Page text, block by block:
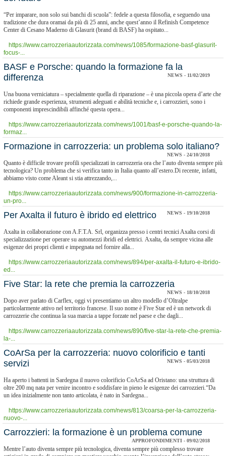
“Per imparare, non solo sui banchi di scuola”: fedele a questa filosofia, e seguendo una
tradizione che dura oramai da più di 25 anni, anche quest’anno il Refinish Competence
Center di Cesano Maderno di Glasurit (brand di BASF) ha ospitato...
https://www.carrozzeriaautorizzata.com/news/1085/formazione-basf-glasurit-
focus-...
BASF e Porsche: quando la formazione fa la
differenza
NEWS - 11/02/2019
Una buona verniciatura – specialmente quella di riparazione – è una piccola opera d’arte che
richiede grande esperienza, strumenti adeguati e abilità tecniche e, i carrozzieri, sono i
componenti imprescindibili affinché questa opera...
https://www.carrozzeriaautorizzata.com/news/1001/basf-e-porsche-quando-la-
formaz...
Formazione in carrozzeria: un problema solo italiano?
NEWS - 24/10/2018
Quanto è difficile trovare profili specializzati in carrozzeria ora che l’auto diventa sempre più
tecnologica? Un problema che si verifica tanto in Italia quanto all’estero.Di recente, infatti,
abbiamo visto come Aleant si stia attrezzando,...
https://www.carrozzeriaautorizzata.com/news/900/formazione-in-carrozzeria-
un-pro...
Per Axalta il futuro è ibrido ed elettrico NEWS - 19/10/2018
Axalta in collaborazione con A.F.T.A. Srl, organizza presso i centri tecnici Axalta corsi di
specializzazione per operare su automezzi ibridi ed elettrici. Axalta, da sempre vicina alle
esigenze dei propri clienti e impegnata nel fornire alla...
https://www.carrozzeriaautorizzata.com/news/894/per-axalta-il-futuro-e-ibrido-
ed...
​Five Star: la rete che premia la carrozzeria
NEWS - 18/10/2018
Dopo aver parlato di Carflex, oggi vi presentiamo un altro modello d’Oltralpe
particolarmente attivo nel territorio francese. Il suo nome è Five Star ed è un network di
carrozzerie che continua la sua marcia a tappe forzate nel paese e che dagli...
https://www.carrozzeriaautorizzata.com/news/890/five-star-la-rete-che-premia-
la-...
CoArSa per la carrozzeria: nuovo colorificio e tanti
servizi
NEWS - 05/03/2018
Ha aperto i battenti in Sardegna il nuovo colorificio CoArSa ad Oristano: una struttura di
oltre 200 mq nata per venire incontro e soddisfare in pieno le esigenze dei carrozzieri.“Da
un idea inizialmente non tanto articolata, è nato in Sardegna...
https://www.carrozzeriaautorizzata.com/news/813/coarsa-per-la-carrozzeria-
nuovo-...
Carrozzieri: la formazione è un problema comune
APPROFONDIMENTI - 09/02/2018
Mentre l’auto diventa sempre più tecnologica, diventa sempre più complesso trovare